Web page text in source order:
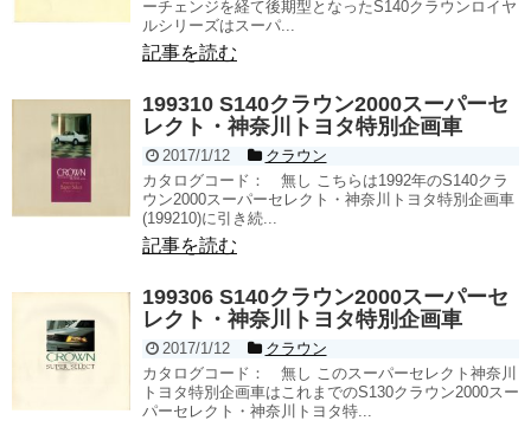
ーチェンジを経て後期型となったS140クラウンロイヤ
ルシリーズはスーパ...
記事を読む
199310 S140クラウン2000スーパーセ
レクト・神奈川トヨタ特別企画車
2017/1/12
クラウン
カタログコード： 無し こちらは1992年のS140クラ
ウン2000スーパーセレクト・神奈川トヨタ特別企画車
(199210)に引き続...
記事を読む
199306 S140クラウン2000スーパーセ
レクト・神奈川トヨタ特別企画車
2017/1/12
クラウン
カタログコード： 無し このスーパーセレクト神奈川
トヨタ特別企画車はこれまでのS130クラウン2000スー
パーセレクト・神奈川トヨタ特...